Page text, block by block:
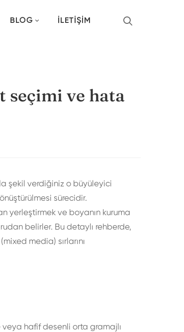
BLOG İLETIŞIM
seçimi ve hata
şekil verdiğiniz o büyüleyici
sürecidir.
yerleştirmek ve boyanın kuruma
belirler. Bu detaylı rehberde,
media) sırlarını
veya hafif desenli orta gramajlı